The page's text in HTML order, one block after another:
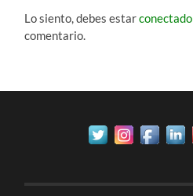
Lo siento, debes estarconectado
comentario.